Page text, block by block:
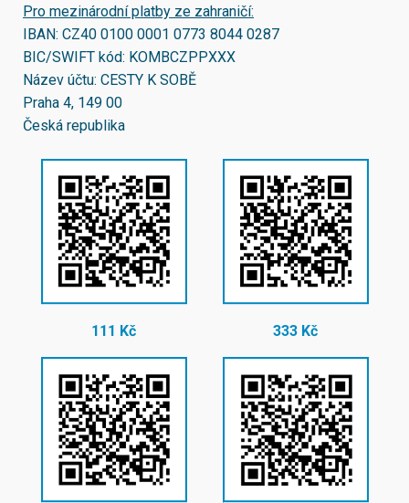
Pro mezinárodní platby ze zahraničí:
IBAN: CZ40 0100 0001 0773 8044 0287
BIC/SWIFT kód: KOMBCZPPXXX
Název účtu: CESTY K SOBĚ
Praha 4, 149 00
Česká republika
111 Kč 333 Kč